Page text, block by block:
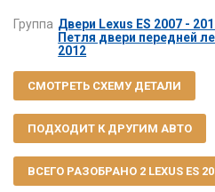
Группа Двери Lexus ES 2007 -
Петля двери передней
2012
СМОТРЕТЬ СХЕМУ ДЕТАЛИ
ПОДХОДИТ К ДРУГИМ АВТО
ВСЕГО РАЗОБРАНО 2 LEXUS ES